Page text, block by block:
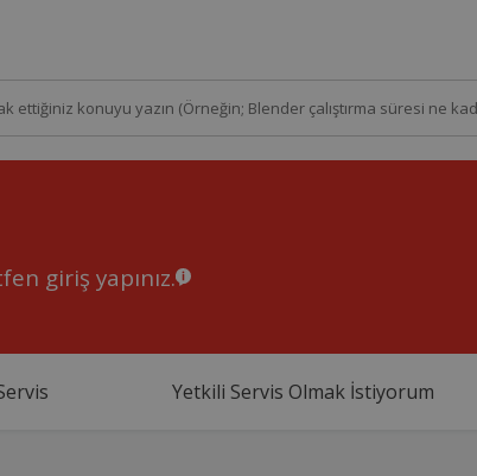
giriş yapınız.
Yetkili Servis Olmak İstiyorum